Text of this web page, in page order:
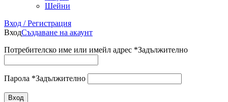
Шейни
Вход / Регистрация
ВходСъздаване на акаунт
Потребителско име или имейл адрес *Задължително
Парола *Задължително
Вход